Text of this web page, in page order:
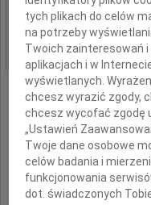
REGION:
DATA EMISJI:
Z
tych plikach do celów
na potrzeby
Twoich zainteresowań
aplikacjach i w
wyświetlanych.
chcesz wyrazić zgody,
chcesz wycofać zgodę
„Ustawień
Twoje dane osobowe
celów badania i
funkcjonowania
dot. świadczonych